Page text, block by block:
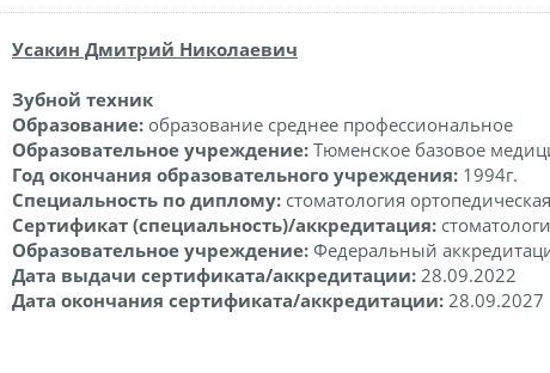
Усакин Дмитрий Николаевич
Зубной техник
Образование: образование среднее профессиональное
Образовательное учреждение: Тюменское базовое
Год окончания образовательного учреждения: 1994г.
Специальность по диплому: стоматология ортопедическая
Сертификат (специальность)/аккредитация:
Образовательное учреждение: Федеральный
Дата выдачи сертификата/аккредитации: 28.09.2022
Дата окончания сертификата/аккредитации: 28.09.2027